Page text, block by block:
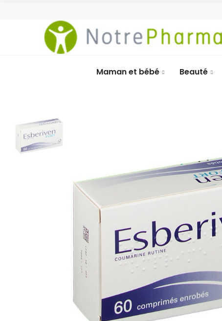
Maman et bébé Beauté